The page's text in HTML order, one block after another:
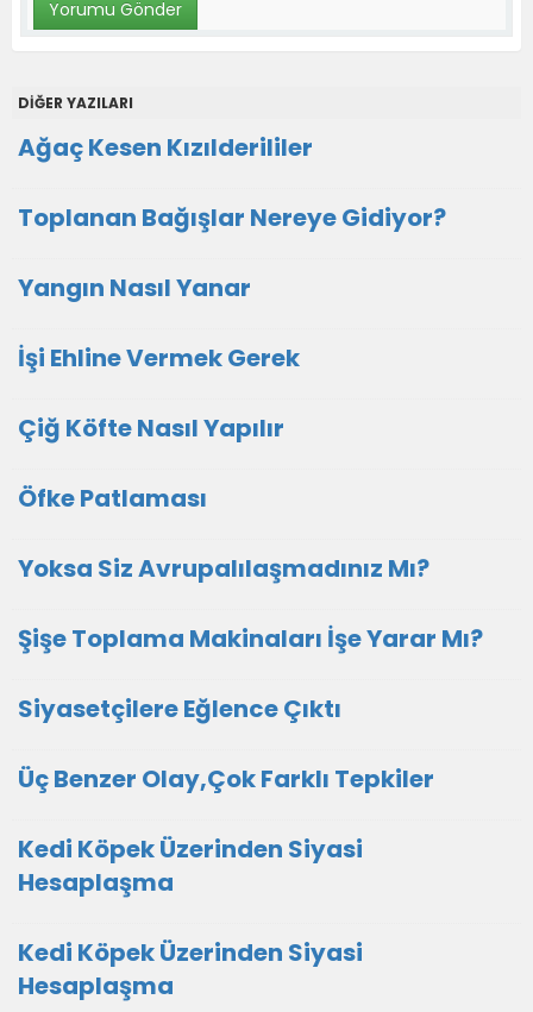
DİĞER YAZILARI
Ağaç Kesen Kızılderililer
Toplanan Bağışlar Nereye Gidiyor?
Yangın Nasıl Yanar
İşi Ehline Vermek Gerek
Çiğ Köfte Nasıl Yapılır
Öfke Patlaması
Yoksa Siz Avrupalılaşmadınız Mı?
Şişe Toplama Makinaları İşe Yarar Mı?
Siyasetçilere Eğlence Çıktı
Üç Benzer Olay,Çok Farklı Tepkiler
Kedi Köpek Üzerinden Siyasi
Hesaplaşma
Kedi Köpek Üzerinden Siyasi
Hesaplaşma